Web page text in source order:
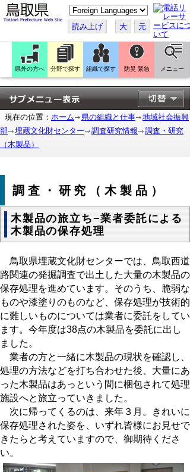
こ
の
ペ
ー
ジ
翻
訳
す
る
読み上げ 大 元
県外の方へ 分野で探す 組織で探す 防災 緊急 メニュー
現在の位置： ホーム 県の組織と仕事
地域社会振興
部
埋蔵文化財センター 調査研究情報
調査・研究
（木製品）
調査・研究（木製品）
木製品の旅立ち−業者委託による
木製品の保存処理
鳥取県埋蔵文化財センターでは、鳥取西道
路関連の発掘調査で出土した大量の木製品の
保存処理を進めています。そのうち、脆弱な
ものや漆塗りのものなど、保存処理が技術的
に難しいものについては業者に委託をしてい
ます。今年度は38点の木製品を委託に出し
ました。
業者の方と一緒に木製品の現状を確認し、
処理の方法などを打ち合わせた後、大量にあ
った木製品はあっという間に梱包されて処理
施設へと旅立っていきました。
次に帰ってくるのは、来年３月。きれいに
保存処理された姿を、いずれ皆様にお見せで
きたらと考えていますので、御期待くださ
い。